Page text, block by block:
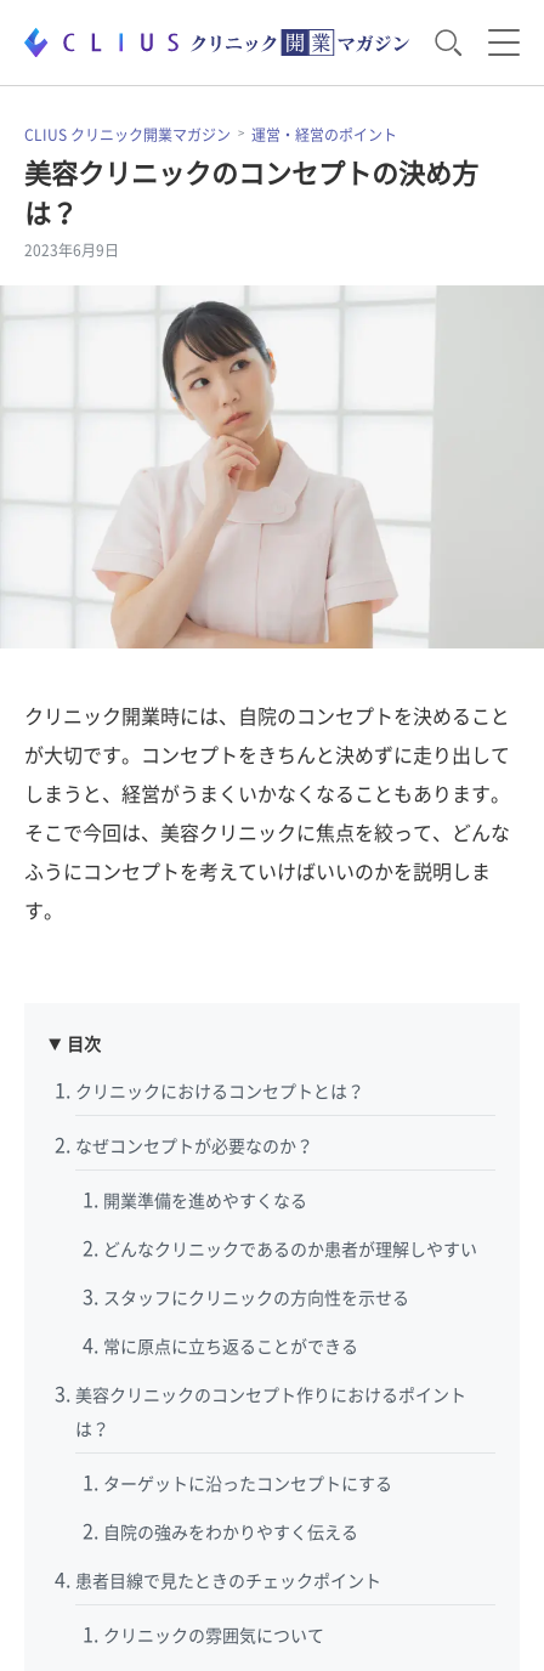
お役立ち資料 運営・経営のポイント
開業医のリアル
電子カルテ・ICT 医療機器・事務機器
CLIUS クリニック開業マガジン 運営・経営のポイント
美容クリニックのコンセプトの決め方
は？
2023年6月9日
クリニック開業時には、自院のコンセプトを決めること
が大切です。コンセプトをきちんと決めずに走り出して
しまうと、経営がうまくいかなくなることもあります。
そこで今回は、美容クリニックに焦点を絞って、どんな
ふうにコンセプトを考えていけばいいのかを説明しま
す。
目次
クリニックにおけるコンセプトとは？
なぜコンセプトが必要なのか？
開業準備を進めやすくなる
どんなクリニックであるのか患者が理解しやすい
スタッフにクリニックの方向性を示せる
常に原点に立ち返ることができる
美容クリニックのコンセプト作りにおけるポイント
は？
ターゲットに沿ったコンセプトにする
自院の強みをわかりやすく伝える
患者目線で見たときのチェックポイント
クリニックの雰囲気について